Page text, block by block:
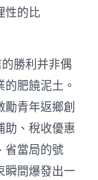
性的比
勝利并非偶
肥饒泥土。
青年返鄉創
助、稅收優惠
省當局的號
瞬間爆發出一